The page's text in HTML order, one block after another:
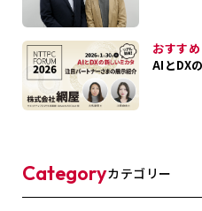
おすすめ
AIとDX
Categoryカテゴリー